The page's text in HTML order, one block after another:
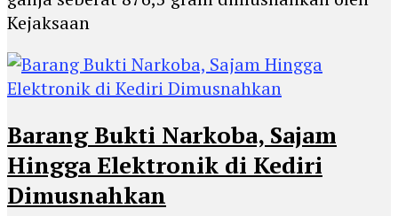
Kejaksaan
Barang Bukti Narkoba, Sajam
Hingga Elektronik di Kediri
Dimusnahkan